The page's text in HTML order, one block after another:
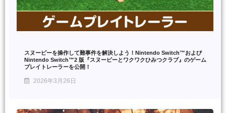
スヌーピーを操作して難事件を解決しよう！Nintendo Switch™および
Nintendo Switch™2 版『スヌーピーとワクワクひみつクラブ』のゲーム
プレイトレーラーを公開！
2026年3月26日